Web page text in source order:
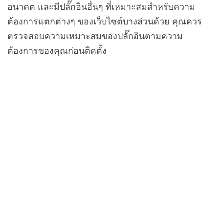
อนาคต และมีปลั๊กอินอื่นๆ ที่เหมาะสมสำหรับความ
ต้องการแตกต่างๆ ของเว็บไซต์บางส่วนด้วย คุณควร
ตรวจสอบความเหมาะสมของปลั๊กอินตามความ
ต้องการของคุณก่อนติดตั้ง